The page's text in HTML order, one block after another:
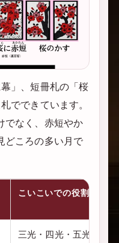
」、短冊札の「桜
でできています。
でなく、赤短やか
どころの多い月で
こいこいでの役割
三光・四光・五光など